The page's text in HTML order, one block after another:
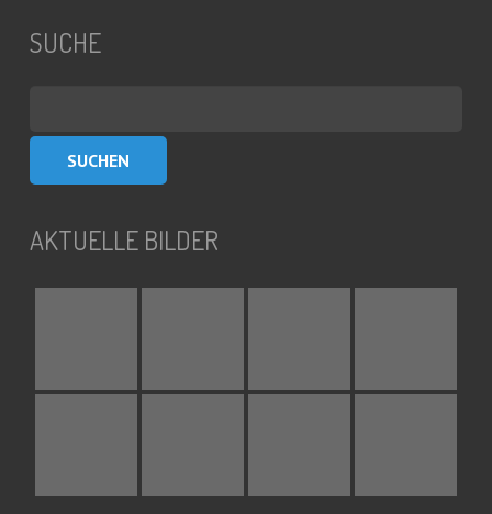
SUCHE
AKTUELLE BILDER